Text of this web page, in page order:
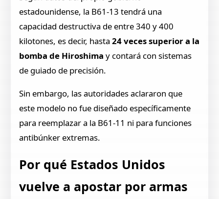
estadounidense, la B61-13 tendrá una
capacidad destructiva de entre 340 y 400
kilotones, es decir, hasta 24 veces superior a la
bomba de Hiroshimay contará con sistemas
de guiado de precisión.
Sin embargo, las autoridades aclararon que
este modelo no fue diseñado específicamente
para reemplazar a la B61-11 ni para funciones
antibúnker extremas.
Por qué Estados Unidos
vuelve a apostar por armas